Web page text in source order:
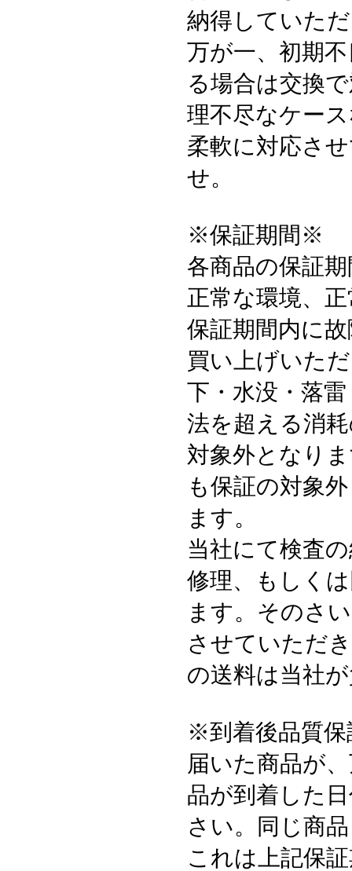
納得していた
万が一、初期
る場合は交換
理不尽なケー
柔軟に対応さ
せ。
※保証期間※
各商品の保証
正常な環境、
保証期間内に
買い上げいた
下・水没・落
法を超える消
対象外となり
も保証の対象
ます。
当社にて検査
修理、もしく
ます。そのさ
させていただ
の送料は当社
※到着後品質
届いた商品が
品が到着した
さい。同じ商
これは上記保